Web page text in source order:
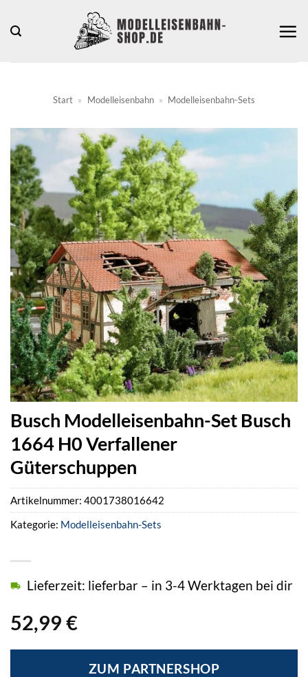
Inhalt
Start » Modelleisenbahn » Modelleisenbahn-Sets
Busch Modelleisenbahn-Set Busch
1664 H0 Verfallener
Güterschuppen
52,99 €
Lieferzeit: lieferbar – in 3-4 Werktagen bei dir
ZUM PARTNERSHOP
Artikelnummer: 4001738016642
Kategorie: Modelleisenbahn-Sets